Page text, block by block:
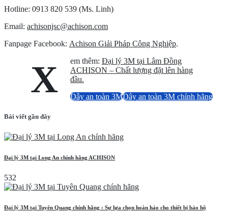
Hotline: 0913 820 539 (Ms. Linh)
Email: achisonjsc@achison.com
Fanpage Facebook: Achison Giải Pháp Công Nghiệp.
X em thêm: Đại lý 3M tại Lâm Đồng
ACHISON – Chất lượng đặt lên hàng
đầu.
Dây an toàn 3MDây an toàn 3M chính hãng
Bài viết gần đây
Đại lý 3M tại Long An chính hãng ACHISON
532
Đại lý 3M tại Tuyên Quang chính hãng : Sự lựa chọn hoàn hảo cho thiết bị bảo hộ